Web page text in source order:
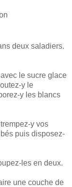
deux saladiers.
le sucre glace
y le
y les blancs
y vos
puis disposez-
les en deux.
une couche de